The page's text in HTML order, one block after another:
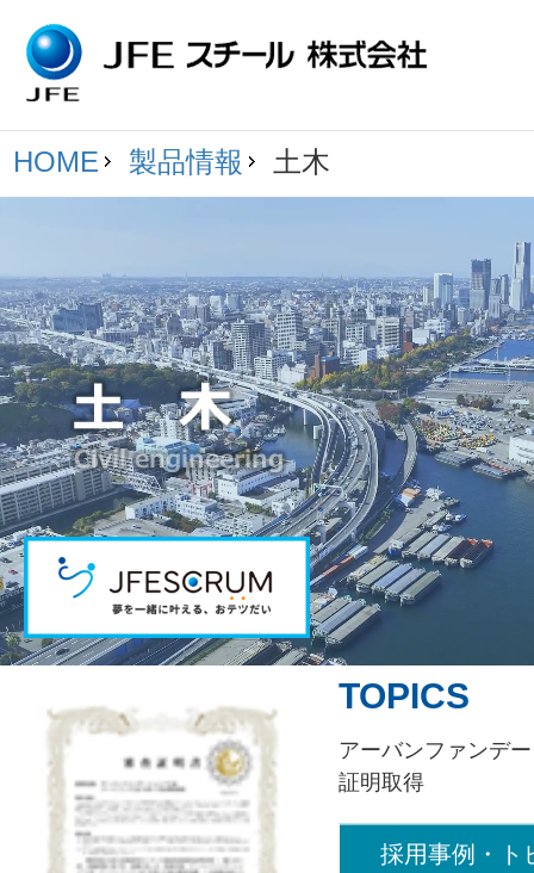
HOME 製品情報 土木
TOPICS
アーバンファンデ
証明取得
採用事例・